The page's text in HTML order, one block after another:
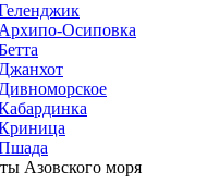
Осиповка
Азовского моря